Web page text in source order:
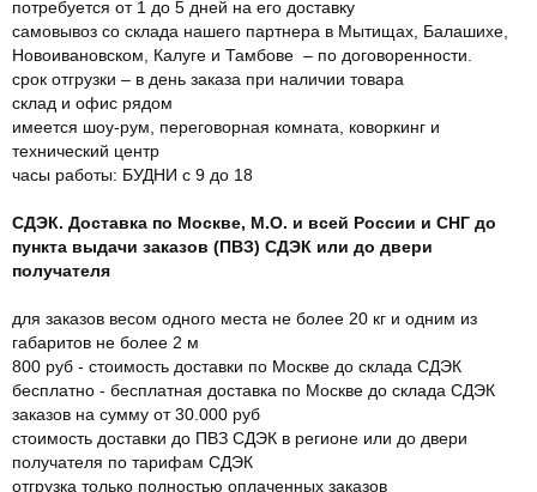
потребуется от 1 до 5 дней на его доставку
самовывоз со склада нашего партнера в Мытищах, Балашихе,
Новоивановском, Калуге и Тамбове – по договоренности.
срок отгрузки – в день заказа при наличии товара
склад и офис рядом
имеется шоу-рум, переговорная комната, коворкинг и
технический центр
часы работы: БУДНИ с 9 до 18
СДЭК. Доставка по Москве, М.О. и всей России и СНГ до
пункта выдачи заказов (ПВЗ) СДЭК или до двери
получателя
для заказов весом одного места не более 20 кг и одним из
габаритов не более 2 м
800 руб - стоимость доставки по Москве до склада СДЭК
бесплатно - бесплатная доставка по Москве до склада СДЭК
заказов на сумму от 30.000 руб
стоимость доставки до ПВЗ СДЭК в регионе или до двери
получателя по тарифам СДЭК
отгрузка только полностью оплаченных заказов